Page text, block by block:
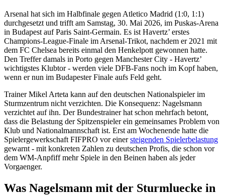
Arsenal hat sich im Halbfinale gegen Atletico Madrid (1:0, 1:1)
durchgesetzt und trifft am Samstag, 30. Mai 2026, im Puskas-Arena
in Budapest auf Paris Saint-Germain. Es ist Havertz’ erstes
Champions-League-Finale im Arsenal-Trikot, nachdem er 2021 mit
dem FC Chelsea bereits einmal den Henkelpott gewonnen hatte.
Den Treffer damals in Porto gegen Manchester City - Havertz’
wichtigstes Klubtor - werden viele DFB-Fans noch im Kopf haben,
wenn er nun im Budapester Finale aufs Feld geht.
Trainer Mikel Arteta kann auf den deutschen Nationalspieler im
Sturmzentrum nicht verzichten. Die Konsequenz: Nagelsmann
verzichtet auf ihn. Der Bundestrainer hat schon mehrfach betont,
dass die Belastung der Spitzenspieler ein gemeinsames Problem von
Klub und Nationalmannschaft ist. Erst am Wochenende hatte die
Spielergewerkschaft FIFPRO vor einersteigenden Spielerbelastung
gewarnt - mit konkreten Zahlen zu deutschen Profis, die schon vor
dem WM-Anpfiff mehr Spiele in den Beinen haben als jeder
Vorgaenger.
Was Nagelsmann mit der Sturmluecke in